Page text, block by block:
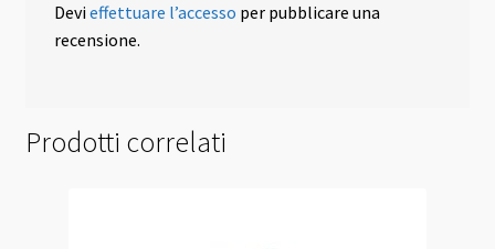
Devieffettuare l’accesso per pubblicare una
recensione.
Prodotti correlati